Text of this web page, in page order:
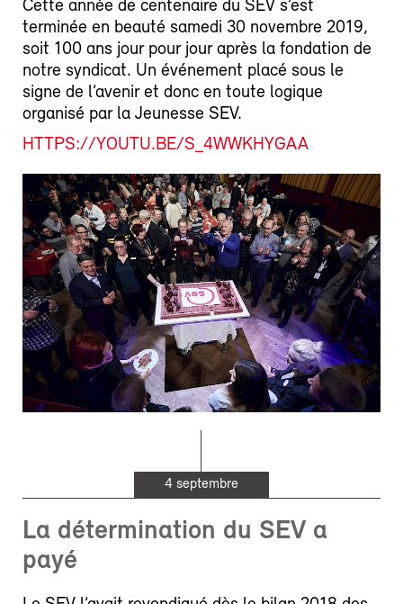
Cette année de centenaire du SEV s’est
terminée en beauté samedi 30 novembre 2019,
soit 100 ans jour pour jour après la fondation de
notre syndicat. Un événement placé sous le
signe de l’avenir et donc en toute logique
organisé par la Jeunesse SEV.
HTTPS://YOUTU.BE/S_4WWKHYGAA
4 septembre
La détermination du SEV a
payé